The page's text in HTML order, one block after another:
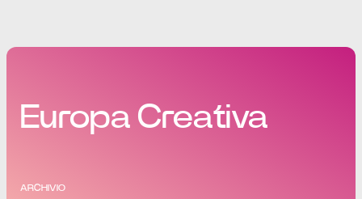
Europa Creativa
ARCHIVIO